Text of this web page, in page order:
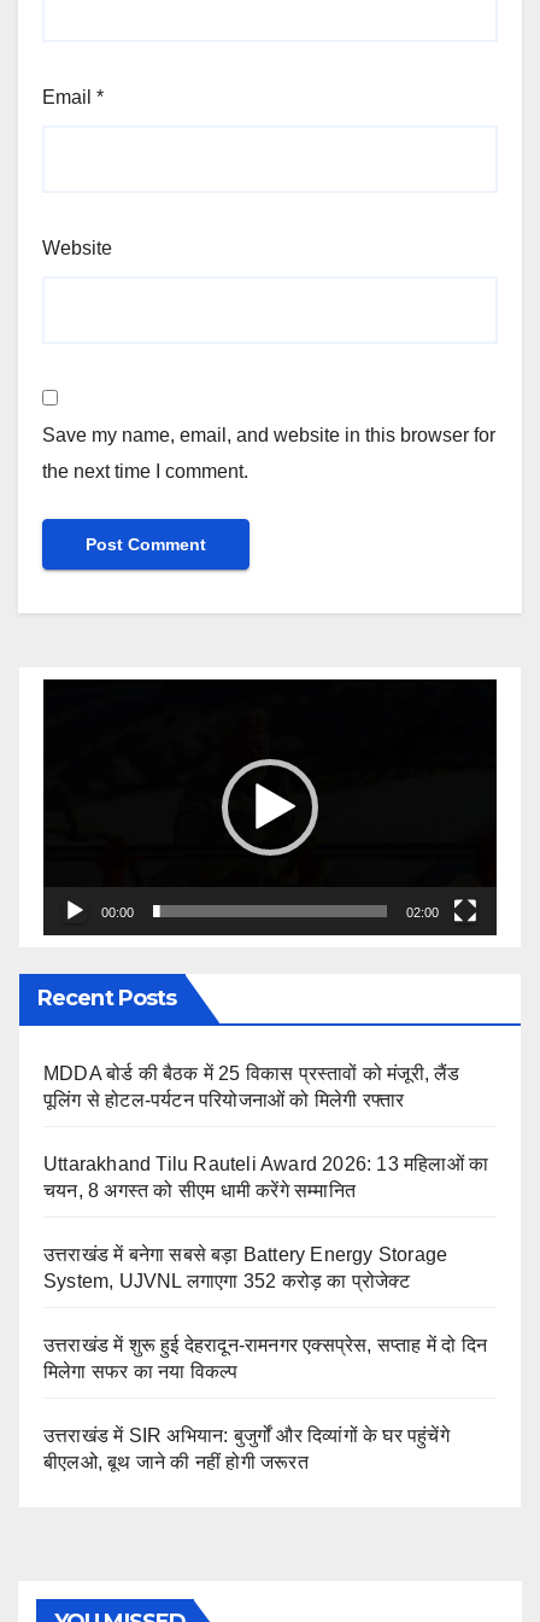
Email *
Website
Save my name, email, and website in this browser for
the next time I comment.
00:00 02:00
Recent Posts
MDDA बोर्ड की बैठक में 25 विकास प्रस्तावों को मंजूरी, लैंड
पूलिंग से होटल-पर्यटन परियोजनाओं को मिलेगी रफ्तार
Uttarakhand Tilu Rauteli Award 2026: 13 महिलाओं का
चयन, 8 अगस्त को सीएम धामी करेंगे सम्मानित
उत्तराखंड में बनेगा सबसे बड़ा Battery Energy Storage
System, UJVNL लगाएगा 352 करोड़ का प्रोजेक्ट
उत्तराखंड में शुरू हुई देहरादून-रामनगर एक्सप्रेस, सप्ताह में दो दिन
मिलेगा सफर का नया विकल्प
उत्तराखंड में SIR अभियान: बुजुर्गों और दिव्यांगों के घर पहुंचेंगे
बीएलओ, बूथ जाने की नहीं होगी जरूरत